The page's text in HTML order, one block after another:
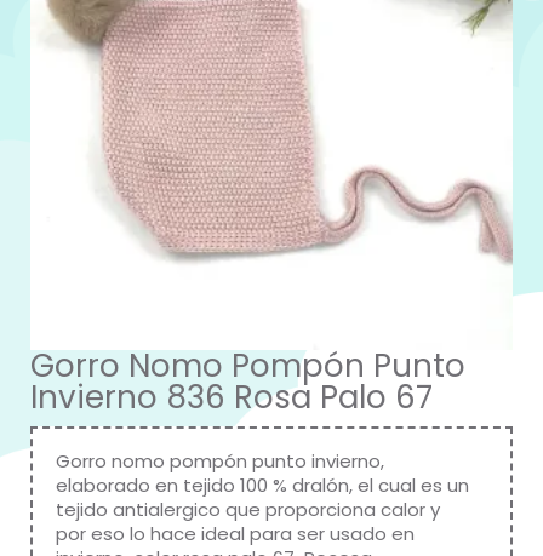
Gorro Nomo Pompón Punto
Invierno 836 Rosa Palo 67
Gorro nomo pompón punto invierno,
elaborado en tejido 100 % dralón, el cual es un
tejido antialergico que proporciona calor y
por eso lo hace ideal para ser usado en